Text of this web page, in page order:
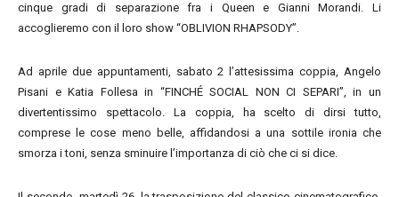
cinque gradi di separazione fra i Queen e Gianni Morandi. Li
accoglieremo con il loro show “OBLIVION RHAPSODY”.
Ad aprile due appuntamenti, sabato 2 l’attesissima coppia, Angelo
Pisani e Katia Follesa in “FINCHÉ SOCIAL NON CI SEPARI”, in un
divertentissimo spettacolo. La coppia, ha scelto di dirsi tutto,
comprese le cose meno belle, affidandosi a una sottile ironia che
smorza i toni, senza sminuire l’importanza di ciò che ci si dice.